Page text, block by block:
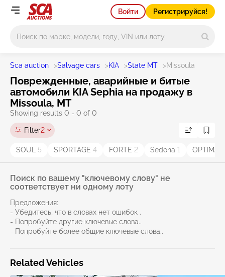
Войти Регистрируйся!
Sca auction >Salvage cars >KIA >State MT >Missoula
Поврежденные, аварийные и битые
автомобили KIA Sephia на продажу в
Missoula, MT
Showing results 0 - 0 of 0
Filter2
SOUL 5 SPORTAGE 4 FORTE 2 Sedona 1 OPTIMA
Поиск по вашему "ключевому слову" не
соответствует ни одному лоту
Предложения:
- Убедитесь, что в словах нет ошибок .
- Попробуйте другие ключевые слова..
- Попробуйте более общие ключевые слова..
Related Vehicles